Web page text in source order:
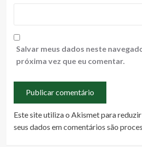
Salvar meus dados neste
próxima vez que eu comentar.
Este site utiliza o Akismet para
seus dados em comentários são